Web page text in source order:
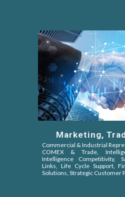
Marketing,
Commercial & Industrial
COMEX & Trade,
Intelligence Competitivity,
Links, Life Cycle Support,
Solutions, Strategic Customer